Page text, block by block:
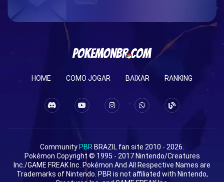
HOME COMO JOGAR BAIXAR RANKING
Community PBR BRAZIL fan site 2010 - 2026.
Pokémon Copyright © 1995 - 2017 Nintendo/Creatures
Inc./GAME FREAK Inc. Pokémon And All Respective Names are
Trademarks of Nintendo. PBR is not affiliated with Nintendo,